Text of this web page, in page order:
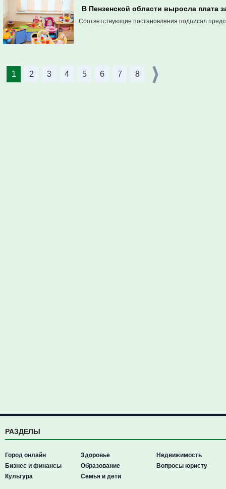
В Пензенской области выросла плата
Соответствующие постановления подписал
1 2 3 4 5 6 7 8
РАЗДЕЛЫ
Город онлайн
Бизнес и финансы
Культура
Здоровье
Образование
Семья и дети
Недвижимость
Вопросы юристу